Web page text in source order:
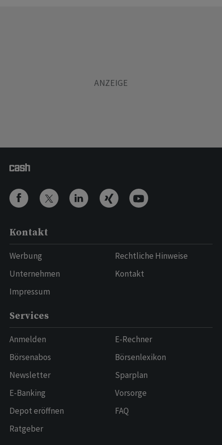
Kontakt
Werbung
Unternehmen
Impressum
Rechtliche Hinweise
Kontakt
Services
Anmelden
Börsenabos
Newsletter
E-Banking
Depot eröffnen
Ratgeber
E-Rechner
Börsenlexikon
Sparplan
Vorsorge
FAQ